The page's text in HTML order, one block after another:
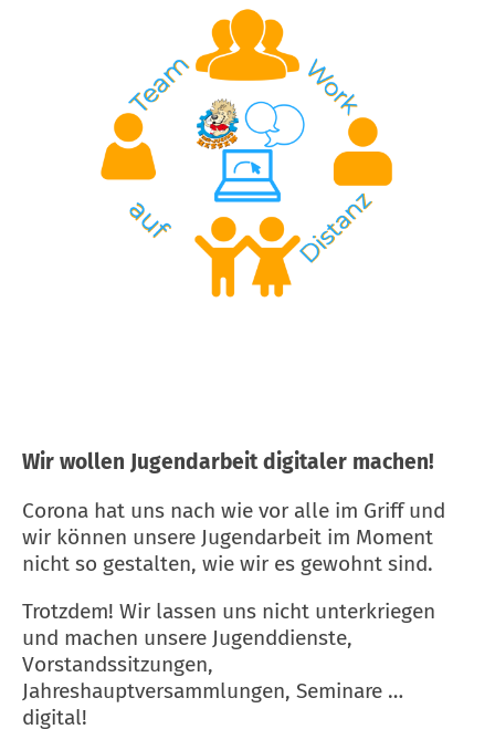
Wir wollen Jugendarbeit digitaler machen!
Corona hat uns nach wie vor alle im Griff und
wir können unsere Jugendarbeit im Moment
nicht so gestalten, wie wir es gewohnt sind.
Trotzdem! Wir lassen uns nicht unterkriegen
und machen unsere Jugenddienste,
Vorstandssitzungen,
Jahreshauptversammlungen, Seminare …
digital!